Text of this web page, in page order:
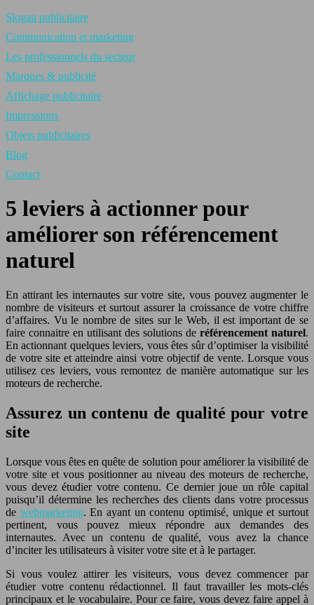
Slogan publicitaire
Communication et marketing
Les professionnels du secteur
Marques & publicité
Affichage publicitaire
Impressions
Objets publicitaires
Blog
Contact
5 leviers à actionner pour
améliorer son référencement
naturel
En attirant les internautes sur votre site, vous pouvez augmenter le
nombre de visiteurs et surtout assurer la croissance de votre chiffre
d’affaires. Vu le nombre de sites sur le Web, il est important de se
faire connaitre en utilisant des solutions de référencement naturel.
En actionnant quelques leviers, vous êtes sûr d’optimiser la visibilité
de votre site et atteindre ainsi votre objectif de vente. Lorsque vous
utilisez ces leviers, vous remontez de manière automatique sur les
moteurs de recherche.
Assurez un contenu de qualité pour votre
site
Lorsque vous êtes en quête de solution pour améliorer la visibilité de
votre site et vous positionner au niveau des moteurs de recherche,
vous devez étudier votre contenu. Ce dernier joue un rôle capital
puisqu’il détermine les recherches des clients dans votre processus
de webmarketing. En ayant un contenu optimisé, unique et surtout
pertinent, vous pouvez mieux répondre aux demandes des
internautes. Avec un contenu de qualité, vous avez la chance
d’inciter les utilisateurs à visiter votre site et à le partager.
Si vous voulez attirer les visiteurs, vous devez commencer par
étudier votre contenu rédactionnel. Il faut travailler les mots-clés
principaux et le vocabulaire. Pour ce faire, vous devez faire appel à